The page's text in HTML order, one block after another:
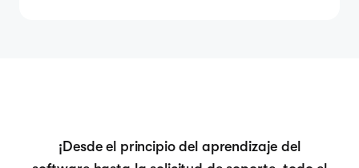
¡Desde el principio del aprendizaje del